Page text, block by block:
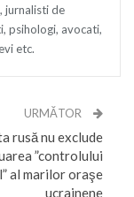
jurnalisti de
psihologi, avocati,
etc.
URMĂTOR
rusă nu exclude
”controlului
al marilor oraşe
ucrainene